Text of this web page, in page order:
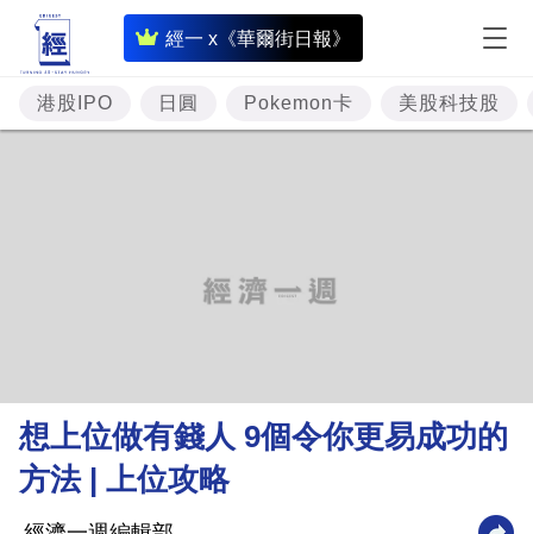
經一 x《華爾街日報》
即
時
財
經
理
財
商
業
港股IPO 日圓 Pokemon卡 美股科技股
想上位做有錢人 9個令你更易成功的
方法 | 上位攻略